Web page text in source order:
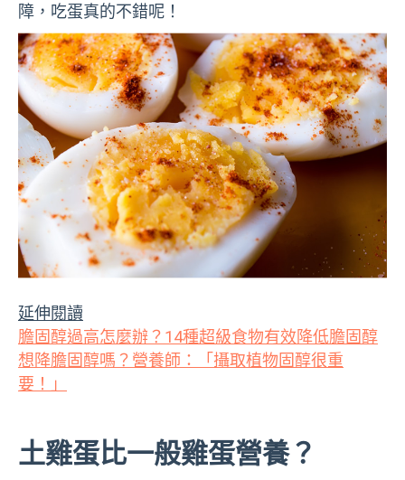
障，吃蛋真的不錯呢！
延伸閱讀
膽固醇過高怎麼辦？14種超級食物有效降低膽固醇
想降膽固醇嗎？營養師：「攝取植物固醇很重
要！」
土雞蛋比一般雞蛋營養？